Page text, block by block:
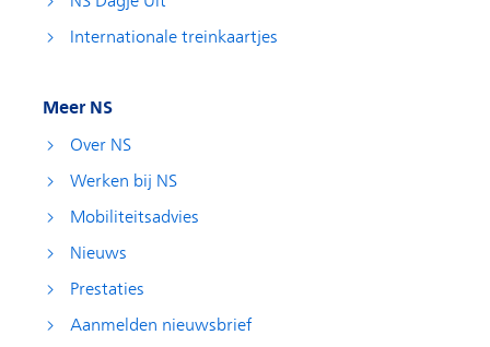
Internationale treinkaartjes
Meer NS
Over NS
Werken bij NS
Mobiliteitsadvies
Nieuws
Prestaties
Aanmelden nieuwsbrief